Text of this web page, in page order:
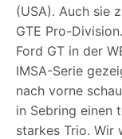
(USA). Auch sie
GTE Pro-
Ford GT in der
IMSA-Serie
nach vorne
in Sebring einen
starkes Trio. Wir